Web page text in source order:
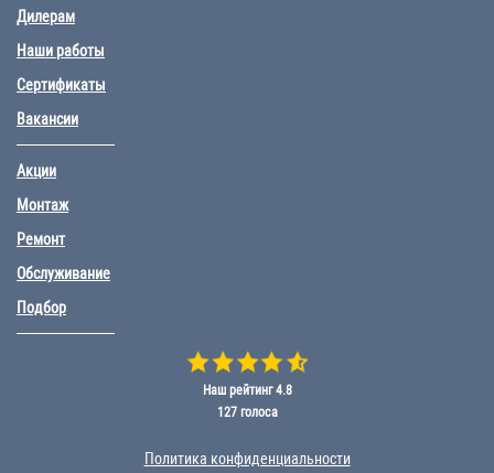
Дилерам
Наши работы
Сертификаты
Вакансии
Акции
Монтаж
Ремонт
Обслуживание
Подбор
Наш рейтинг4.8
127голоса
Политика конфиденциальности